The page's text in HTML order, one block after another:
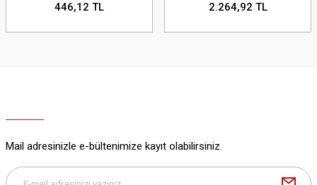
446,12 TL 2.264,92 TL
Mail adresinizle e-bültenimize kayıt olabilirsiniz.